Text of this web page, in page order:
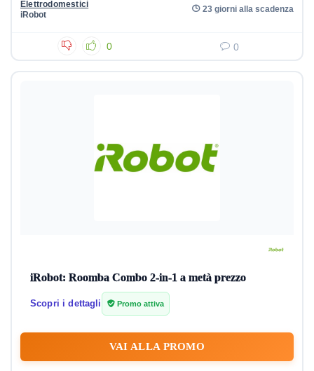
Elettrodomestici
iRobot
23 giorni alla scadenza
0 0
iRobot: Roomba Combo 2-in-1 a metà prezzo
Scopri i dettagli Promo attiva
VAI ALLA PROMO